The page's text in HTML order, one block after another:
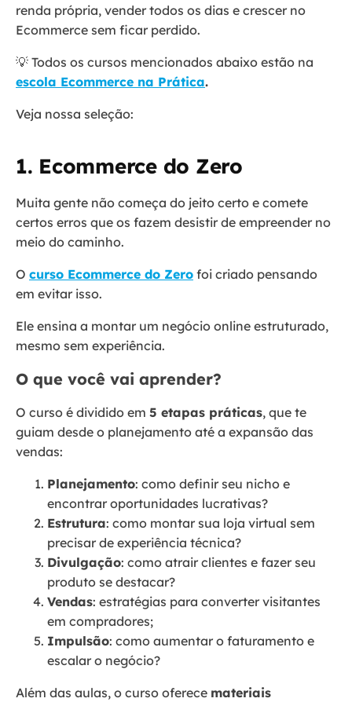
renda própria, vender todos os dias e crescer no
Ecommerce sem ficar perdido.
💡 Todos os cursos mencionados abaixo estão na
escola Ecommerce na Prática.
Veja nossa seleção:
1. Ecommerce do Zero
Muita gente não começa do jeito certo e comete
certos erros que os fazem desistir de empreender no
meio do caminho.
O curso Ecommerce do Zero foi criado pensando
em evitar isso.
Ele ensina a montar um negócio online estruturado,
mesmo sem experiência.
O que você vai aprender?
O curso é dividido em 5 etapas práticas, que te
guiam desde o planejamento até a expansão das
vendas:
Planejamento: como definir seu nicho e
encontrar oportunidades lucrativas?
Estrutura: como montar sua loja virtual sem
precisar de experiência técnica?
Divulgação: como atrair clientes e fazer seu
produto se destacar?
Vendas: estratégias para converter visitantes
em compradores;
Impulsão: como aumentar o faturamento e
escalar o negócio?
Além das aulas, o curso oferece materiais